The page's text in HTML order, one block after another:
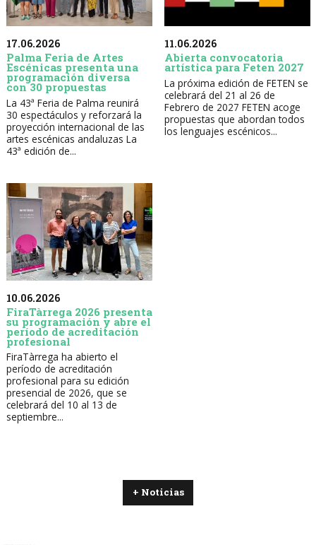
17.06.2026
Palma Feria de Artes
Escénicas presenta una
programación diversa
con 30 propuestas
La 43ª Feria de Palma reunirá
30 espectáculos y reforzará la
proyección internacional de las
artes escénicas andaluzas La
43ª edición de...
11.06.2026
Abierta convocatoria
artística para Feten 2027
La próxima edición de FETEN se
celebrará del 21 al 26 de
Febrero de 2027 FETEN acoge
propuestas que abordan todos
los lenguajes escénicos...
10.06.2026
FiraTàrrega 2026 presenta
su programación y abre el
período de acreditación
profesional
FiraTàrrega ha abierto el
período de acreditación
profesional para su edición
presencial de 2026, que se
celebrará del 10 al 13 de
septiembre...
+ Noticias